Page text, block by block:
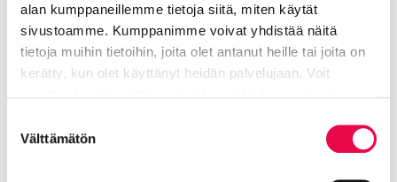
alan kumppaneillemme tietoja siitä, miten käytät
sivustoamme. Kumppanimme voivat yhdistää näitä
tietoja muihin tietoihin, joita olet antanut heille tai joita on
kerätty, kun olet käyttänyt heidän palvelujaan. Voit
valinta
Välttämätön
Elinvoiman toimiala, ympäristöterveys
040 330 5777